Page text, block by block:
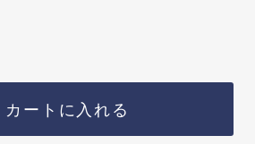
カートに入れる